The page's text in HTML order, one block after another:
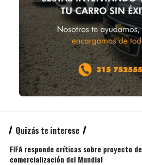
Quizás te interese
FIFA responde críticas sobre proyecto de
comercialización del Mundial